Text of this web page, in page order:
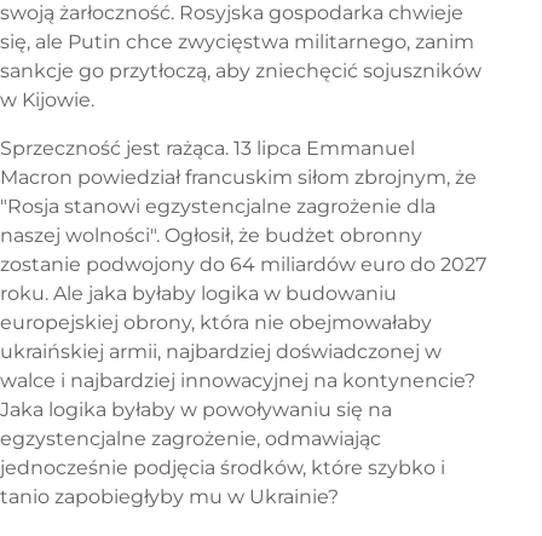
swoją żarłoczność. Rosyjska gospodarka chwieje
się, ale Putin chce zwycięstwa militarnego, zanim
sankcje go przytłoczą, aby zniechęcić sojuszników
w Kijowie.
Sprzeczność jest rażąca. 13 lipca Emmanuel
Macron powiedział francuskim siłom zbrojnym, że
"Rosja stanowi egzystencjalne zagrożenie dla
naszej wolności". Ogłosił, że budżet obronny
zostanie podwojony do 64 miliardów euro do 2027
roku. Ale jaka byłaby logika w budowaniu
europejskiej obrony, która nie obejmowałaby
ukraińskiej armii, najbardziej doświadczonej w
walce i najbardziej innowacyjnej na kontynencie?
Jaka logika byłaby w powoływaniu się na
egzystencjalne zagrożenie, odmawiając
jednocześnie podjęcia środków, które szybko i
tanio zapobiegłyby mu w Ukrainie?